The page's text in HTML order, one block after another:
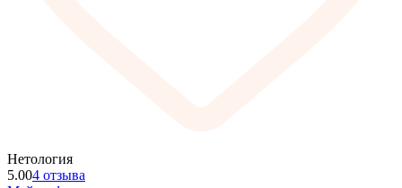
Нетология
5.004 отзыва